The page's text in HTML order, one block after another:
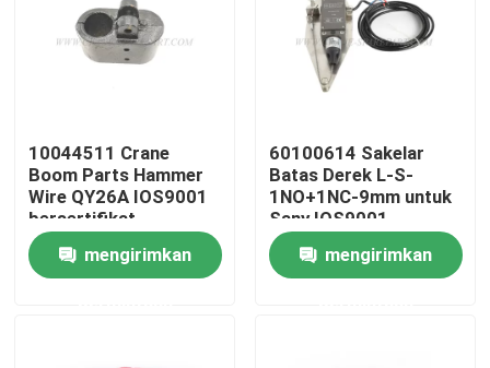
Rumah
10044511 Crane
Boom Parts Hammer
Wire QY26A IOS9001
bersertifikat
mengirimkan
60100614 Sakelar
Batas Derek L-S-
1NO+1NC-9mm untuk
Sany IOS9001
mengirimkan